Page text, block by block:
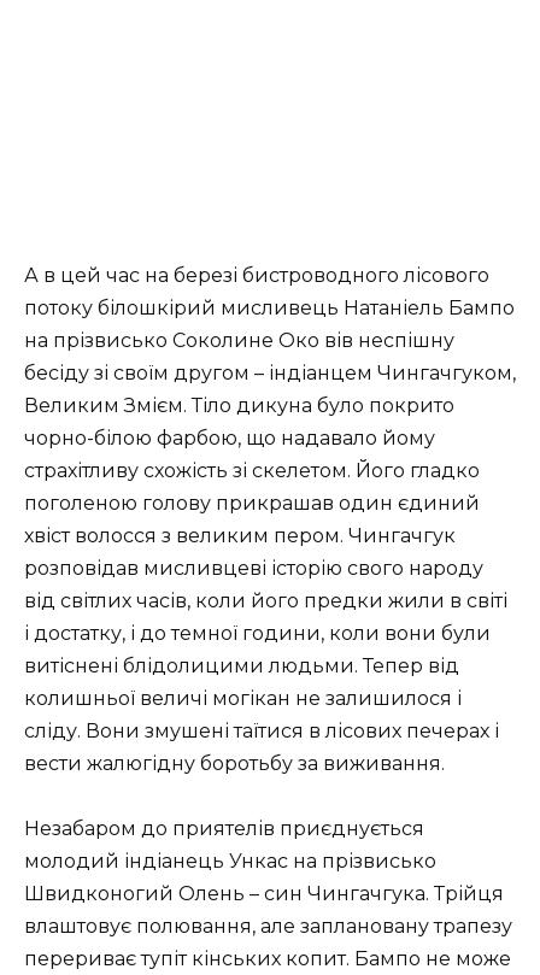
А в цей час на березі бистроводного лісового
потоку білошкірий мисливець Натаніель Бампо
на прізвисько Соколине Око вів неспішну
бесіду зі своїм другом – індіанцем Чингачгуком,
Великим Змієм. Тіло дикуна було покрито
чорно-білою фарбою, що надавало йому
страхітливу схожість зі скелетом. Його гладко
поголеною голову прикрашав один єдиний
хвіст волосся з великим пером. Чингачгук
розповідав мисливцеві історію свого народу
від світлих часів, коли його предки жили в світі
і достатку, і до темної години, коли вони були
витіснені блідолицими людьми. Тепер від
колишньої величі могікан не залишилося і
сліду. Вони змушені таїтися в лісових печерах і
вести жалюгідну боротьбу за виживання.
Незабаром до приятелів приєднується
молодий індіанець Ункас на прізвисько
Швидконогий Олень – син Чингачгука. Трійця
влаштовує полювання, але заплановану трапезу
перериває тупіт кінських копит. Бампо не може